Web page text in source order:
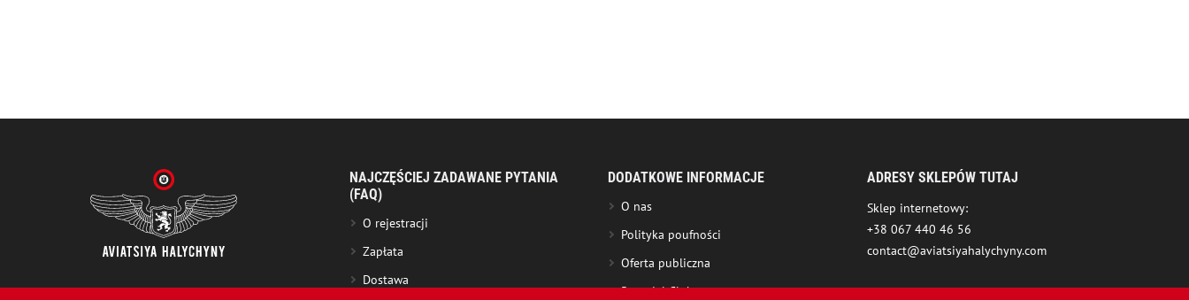
NAJCZĘŚCIEJ ZADAWANE PYTANIA
(FAQ)
O rejestracji
Zapłata
Dostawa
DODATKOWE INFORMACJE
O nas
Polityka poufności
Oferta publiczna
Roundel Club
ADRESY SKLEPÓW TUTAJ
Sklep internetowy:
+38 067 440 46 56
contact@aviatsiyahalychyny.com